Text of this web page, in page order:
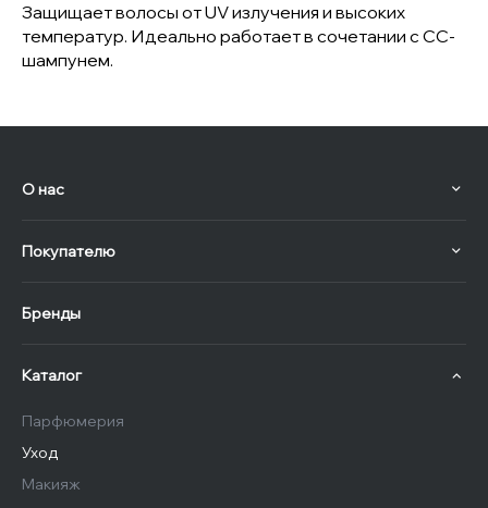
Защищает волосы от UV излучения и высоких
температур. Идеально работает в сочетании с СС-
шампунем.
О нас
Покупателю
Бренды
Каталог
Парфюмерия
Уход
Макияж